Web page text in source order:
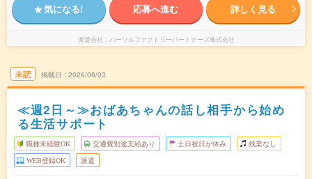
気になる! 応募へ進む 詳しく見る
派遣会社 パーソルファクトリーパートナーズ株式会社
未読 掲載日 2026/08/03
≪週2日～≫おばあちゃんの話し相手から始め
る生活サポート
職種未経験OK 交通費別途支給あり 土日祝日が休み 残業なし
WEB登録OK 派遣